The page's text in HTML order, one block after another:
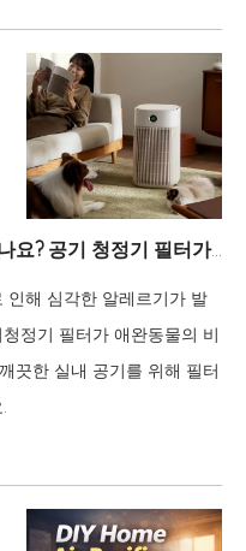
이번 시즌에 알레르기가 급증하나요? 공기 청정기 필터가 진짜 영웅인 이유는 다음과 같습니다.
인해 심각한 알레르기가 발
정기 필터가 애완동물의 비
끗한 실내 공기를 위해 필터